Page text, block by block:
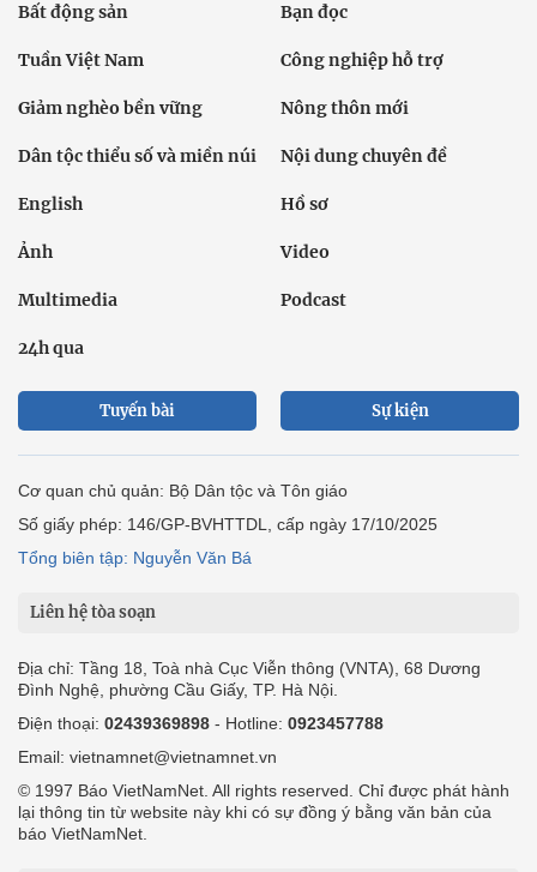
Bất động sản Bạn đọc
Tuần Việt Nam Công nghiệp hỗ trợ
Giảm nghèo bền vững Nông thôn mới
Dân tộc thiểu số và miền núi Nội dung chuyên đề
English Hồ sơ
Ảnh Video
Multimedia Podcast
24h qua
Tuyến bài Sự kiện
Cơ quan chủ quản: Bộ Dân tộc và Tôn giáo
Số giấy phép: 146/GP-BVHTTDL, cấp ngày 17/10/2025
Tổng biên tập: Nguyễn Văn Bá
Liên hệ tòa soạn
Địa chỉ: Tầng 18, Toà nhà Cục Viễn thông (VNTA), 68 Dương
Đình Nghệ, phường Cầu Giấy, TP. Hà Nội.
Điện thoại: 02439369898 - Hotline: 0923457788
Email: vietnamnet@vietnamnet.vn
© 1997 Báo VietNamNet. All rights reserved. Chỉ được phát hành
lại thông tin từ website này khi có sự đồng ý bằng văn bản của
báo VietNamNet.